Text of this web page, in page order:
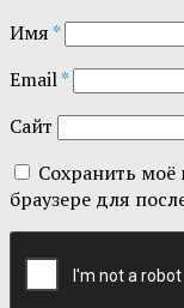
Имя*
Email*
Сайт
Сохранить моё
браузере для